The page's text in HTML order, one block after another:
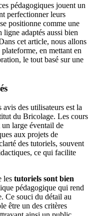
pédagogiques jouent un
perfectionner leurs
se positionne comme une
ligne adaptés aussi bien
cet article, nous allons
en mettant en
le tout basé sur une
avis des utilisateurs est la
du Bricolage. Les cours
un large éventail de
aux projets de
des tutoriels, souvent
ce qui facilite
les tutoriels sont bien
pédagogique qui rend
Ce souci du détail au
être un des critères